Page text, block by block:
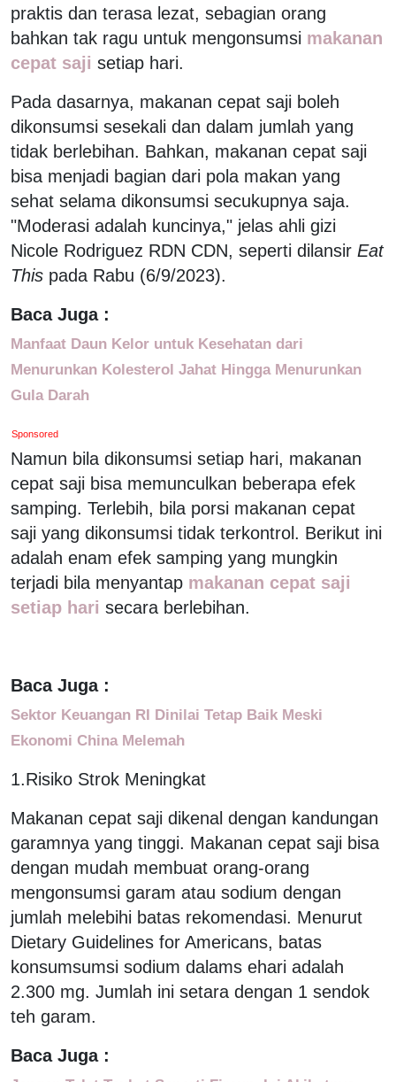
praktis dan terasa lezat, sebagian orang
bahkan tak ragu untuk mengonsumsi makanan
cepat saji setiap hari.
Pada dasarnya, makanan cepat saji boleh
dikonsumsi sesekali dan dalam jumlah yang
tidak berlebihan. Bahkan, makanan cepat saji
bisa menjadi bagian dari pola makan yang
sehat selama dikonsumsi secukupnya saja.
"Moderasi adalah kuncinya," jelas ahli gizi
Nicole Rodriguez RDN CDN, seperti dilansir Eat
This pada Rabu (6/9/2023).
Baca Juga :
Manfaat Daun Kelor untuk Kesehatan dari
Menurunkan Kolesterol Jahat Hingga Menurunkan
Gula Darah
Sponsored
Namun bila dikonsumsi setiap hari, makanan
cepat saji bisa memunculkan beberapa efek
samping. Terlebih, bila porsi makanan cepat
saji yang dikonsumsi tidak terkontrol. Berikut ini
adalah enam efek samping yang mungkin
terjadi bila menyantap makanan cepat saji
setiap hari secara berlebihan.
Baca Juga :
Sektor Keuangan RI Dinilai Tetap Baik Meski
Ekonomi China Melemah
1.Risiko Strok Meningkat
Makanan cepat saji dikenal dengan kandungan
garamnya yang tinggi. Makanan cepat saji bisa
dengan mudah membuat orang-orang
mengonsumsi garam atau sodium dengan
jumlah melebihi batas rekomendasi. Menurut
Dietary Guidelines for Americans, batas
konsumsumsi sodium dalams ehari adalah
2.300 mg. Jumlah ini setara dengan 1 sendok
teh garam.
Baca Juga :